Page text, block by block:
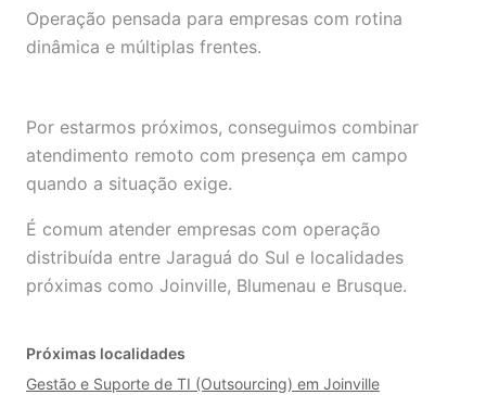
Operação pensada para empresas com rotina
dinâmica e múltiplas frentes.
Por estarmos próximos, conseguimos combinar
atendimento remoto com presença em campo
quando a situação exige.
É comum atender empresas com operação
distribuída entre Jaraguá do Sul e localidades
próximas como Joinville, Blumenau e Brusque.
Próximas localidades
Gestão e Suporte de TI (Outsourcing) em Joinville